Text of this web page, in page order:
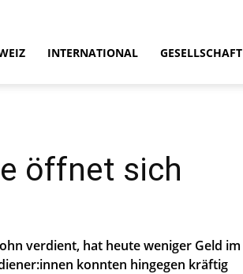
INTERNATIONAL GESELLSCHAFT
öffnet sich
verdient, hat heute weniger Geld im
konnten hingegen kräftig